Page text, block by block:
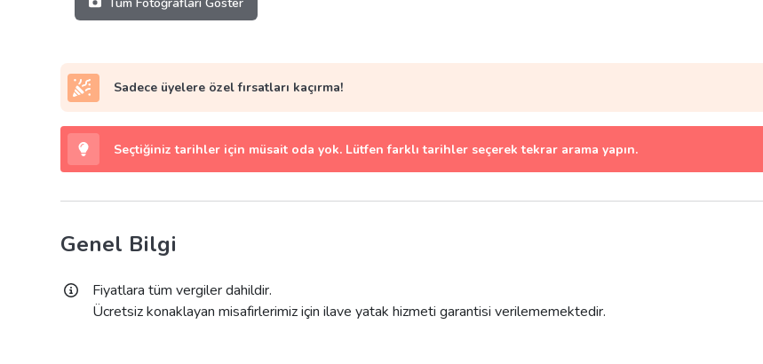
Sadece üyelere özel fırsatları kaçırma!
Seçtiğiniz tarihler için müsait oda yok. Lütfen farklı tarihler seçerek tekrar arama yapın.
Genel Bilgi
Fiyatlara tüm vergiler dahildir.
Ücretsiz konaklayan misafirlerimiz için ilave yatak hizmeti garantisi verilememektedir.